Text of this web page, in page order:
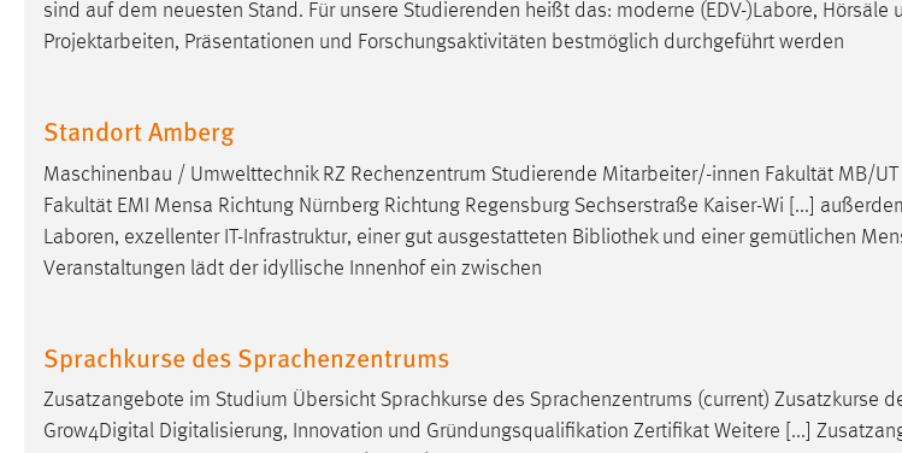
sind auf dem neuesten Stand. Für unsere Studierenden heißt das: moderne (EDV-)Labore, Hörsäle
Projektarbeiten, Präsentationen und Forschungsaktivitäten bestmöglich durchgeführt werden
Standort Amberg
Maschinenbau / Umwelttechnik RZ Rechenzentrum Studierende Mitarbeiter/-innen Fakultät MB/UT
Fakultät EMI Mensa Richtung Nürnberg Richtung Regensburg Sechserstraße Kaiser-Wi [...]
Laboren, exzellenter IT-Infrastruktur, einer gut ausgestatteten Bibliothekund einer gemütlichen
Veranstaltungen lädt der idyllische Innenhof ein zwischen
Sprachkurse des Sprachenzentrums
Zusatzangebote im Studium Übersicht Sprachkurse des Sprachenzentrums (current) Zusatzkurse
Grow4Digital Digitalisierung, Innovation und Gründungsqualifikation Zertifikat Weitere [...]
Name: _pk_ref, _pk_cvar, _pk_id, _pk_ses
Cookie Laufzeit: Max. 13 Monate
MARKETING
Marketing Cookies werden von Drittanbietern
hinweg verfolgen.
Google Ads